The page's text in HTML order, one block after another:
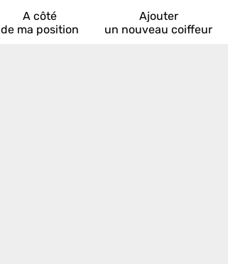
A côté
de ma position
Ajouter
un nouveau coiffeur